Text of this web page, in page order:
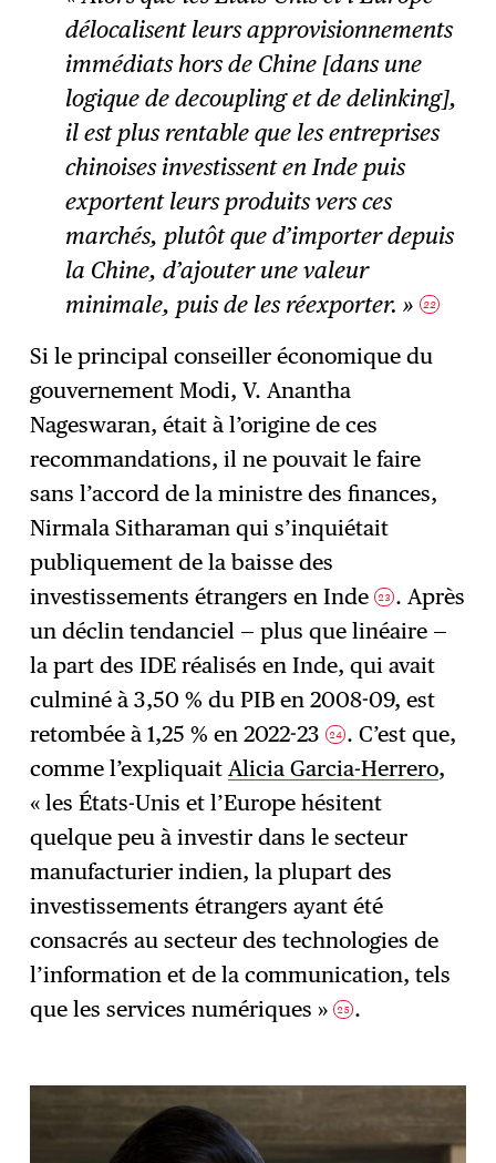
délocalisent leurs approvisionnements
immédiats hors de Chine [dans une
logique de decoupling et de delinking],
il est plus rentable que les entreprises
chinoises investissent en Inde puis
exportent leurs produits vers ces
marchés, plutôt que d’importer depuis
la Chine, d’ajouter une valeur
minimale, puis de les réexporter. » 22
Si le principal conseiller économique du
gouvernement Modi, V. Anantha
Nageswaran, était à l’origine de ces
recommandations, il ne pouvait le faire
sans l’accord de la ministre des finances,
Nirmala Sitharaman qui s’inquiétait
publiquement de la baisse des
investissements étrangers en Inde23 . Après
un déclin tendanciel — plus que linéaire —
la part des IDE réalisés en Inde, qui avait
culminé à 3,50 % du PIB en 2008-09, est
retombée à 1,25 % en 2022-2324 . C’est que,
comme l’expliquaitAlicia Garcia-Herrero,
« les États-Unis et l’Europe hésitent
quelque peu à investir dans le secteur
manufacturier indien, la plupart des
investissements étrangers ayant été
consacrés au secteur des technologies de
l’information et de la communication, tels
que les services numériques »25 .